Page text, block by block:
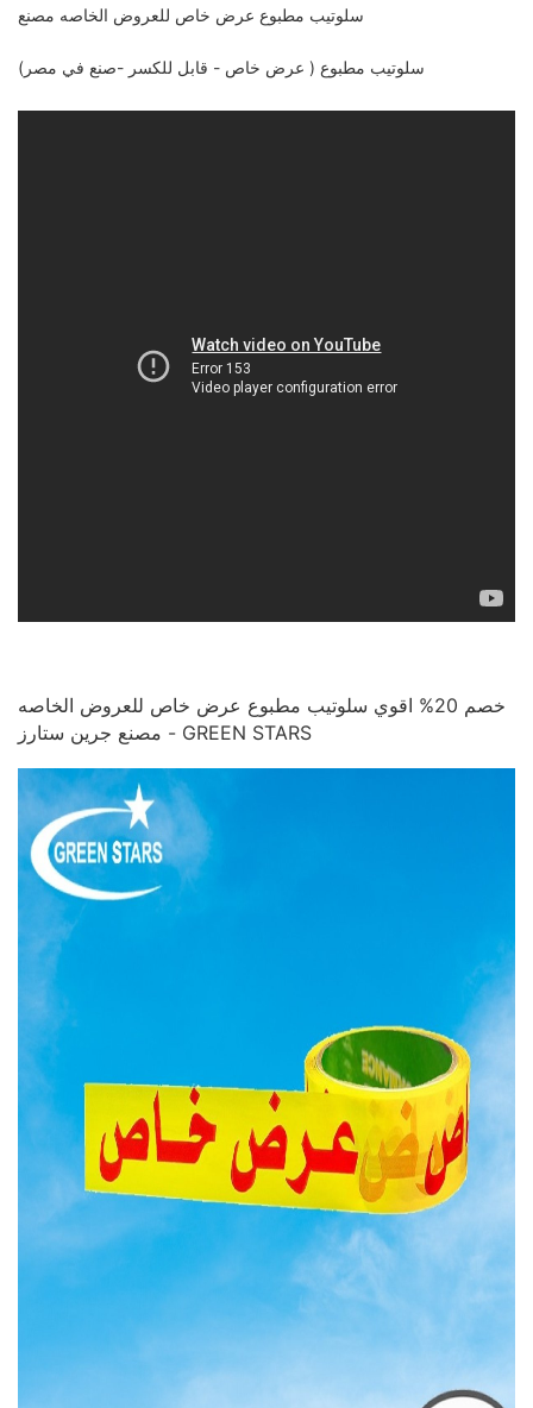
سلوتيب مطبوع عرض خاص للعروض الخاصه مصنع
سلوتيب مطبوع ( عرض خاص - قابل للكسر -صنع في مصر)
خصم 20% اقوي سلوتيب مطبوع عرض خاص للعروض الخاصه
مصنع جرين ستارز - GREEN STARS